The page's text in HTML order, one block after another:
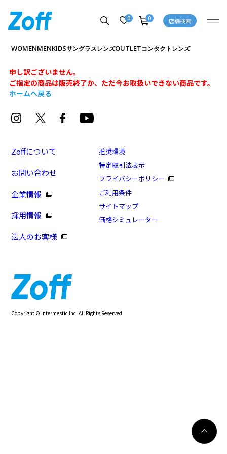
0 0 店舗検索
WOMENMENKIDSサングラスレンズOUTLETコンタクトレンズ
申し訳ございません。
ご指定の商品は販売終了か、ただ今お取扱いできない商品です。
ホームへ戻る
Zoffについて
お問い合わせ
企業情報
採用情報
法人のお客様
推奨環境
特定取引法表示
プライバシーポリシー
ご利用条件
サイトマップ
価格シミュレーター
Copyright © Intermestic Inc. All Rights Reserved